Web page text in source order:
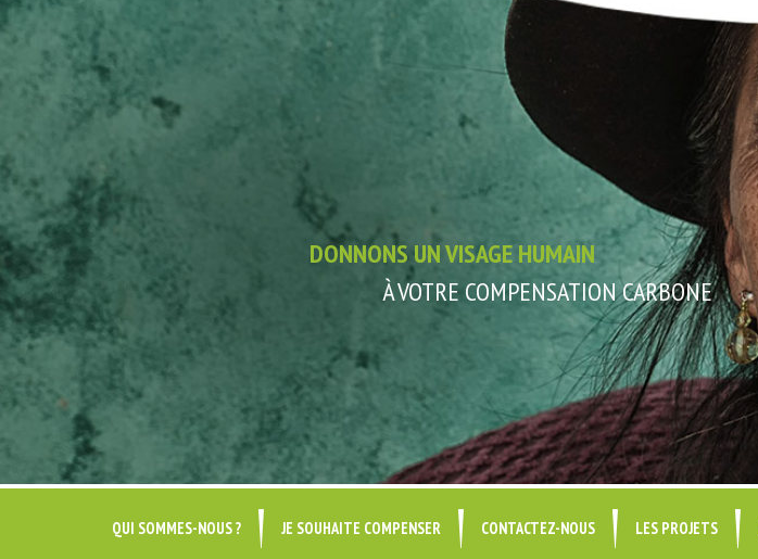
DONNONS UN VISAGE HUMAIN
À VOTRE COMPENSATION CARBONE
QUI SOMMES-NOUS ? JE SOUHAITE COMPENSER CONTACTEZ-NOUS LES PROJETS